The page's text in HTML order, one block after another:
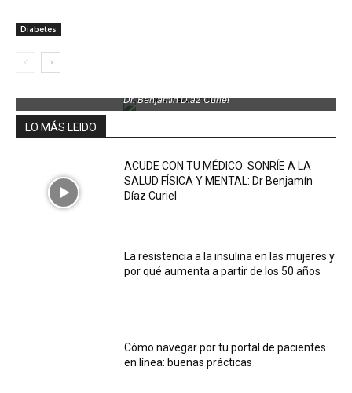
Diabetes
Dr. Benjamin Díaz Curiel
LO MÁS LEIDO
ACUDE CON TU MÉDICO: SONRÍE A LA
SALUD FÍSICA Y MENTAL: Dr Benjamín
Díaz Curiel
La resistencia a la insulina en las mujeres y
por qué aumenta a partir de los 50 años
Cómo navegar por tu portal de pacientes
en línea: buenas prácticas